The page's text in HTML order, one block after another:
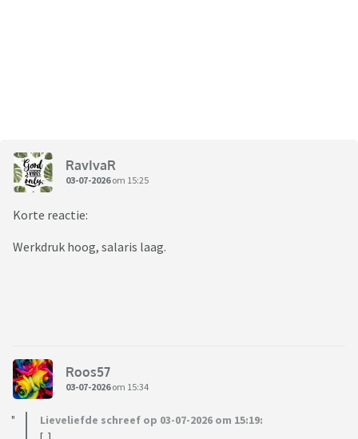
RavIvaR
03-07-2026om 15:25
Korte reactie:
Werkdruk hoog, salaris laag.
Roos57
03-07-2026om 15:34
Lieveliefde schreef op 03-07-2026 om 15:19: